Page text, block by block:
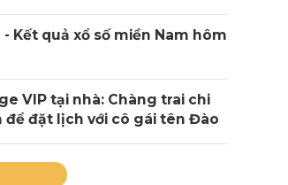
- Kết quả xổ số miền Nam hôm
VIP tại nhà: Chàng trai chi
để đặt lịch với cô gái tên Đào